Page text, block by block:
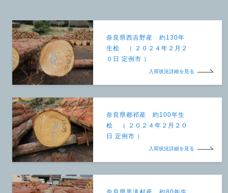
奈良県西吉野産 約130年
生桧 （ ２０２４年２月２
０日 定例市 ）
入荷状況詳細を見る
奈良県都祁産 約100年生
桧 （ ２０２４年２月２０
日 定例市 ）
入荷状況詳細を見る